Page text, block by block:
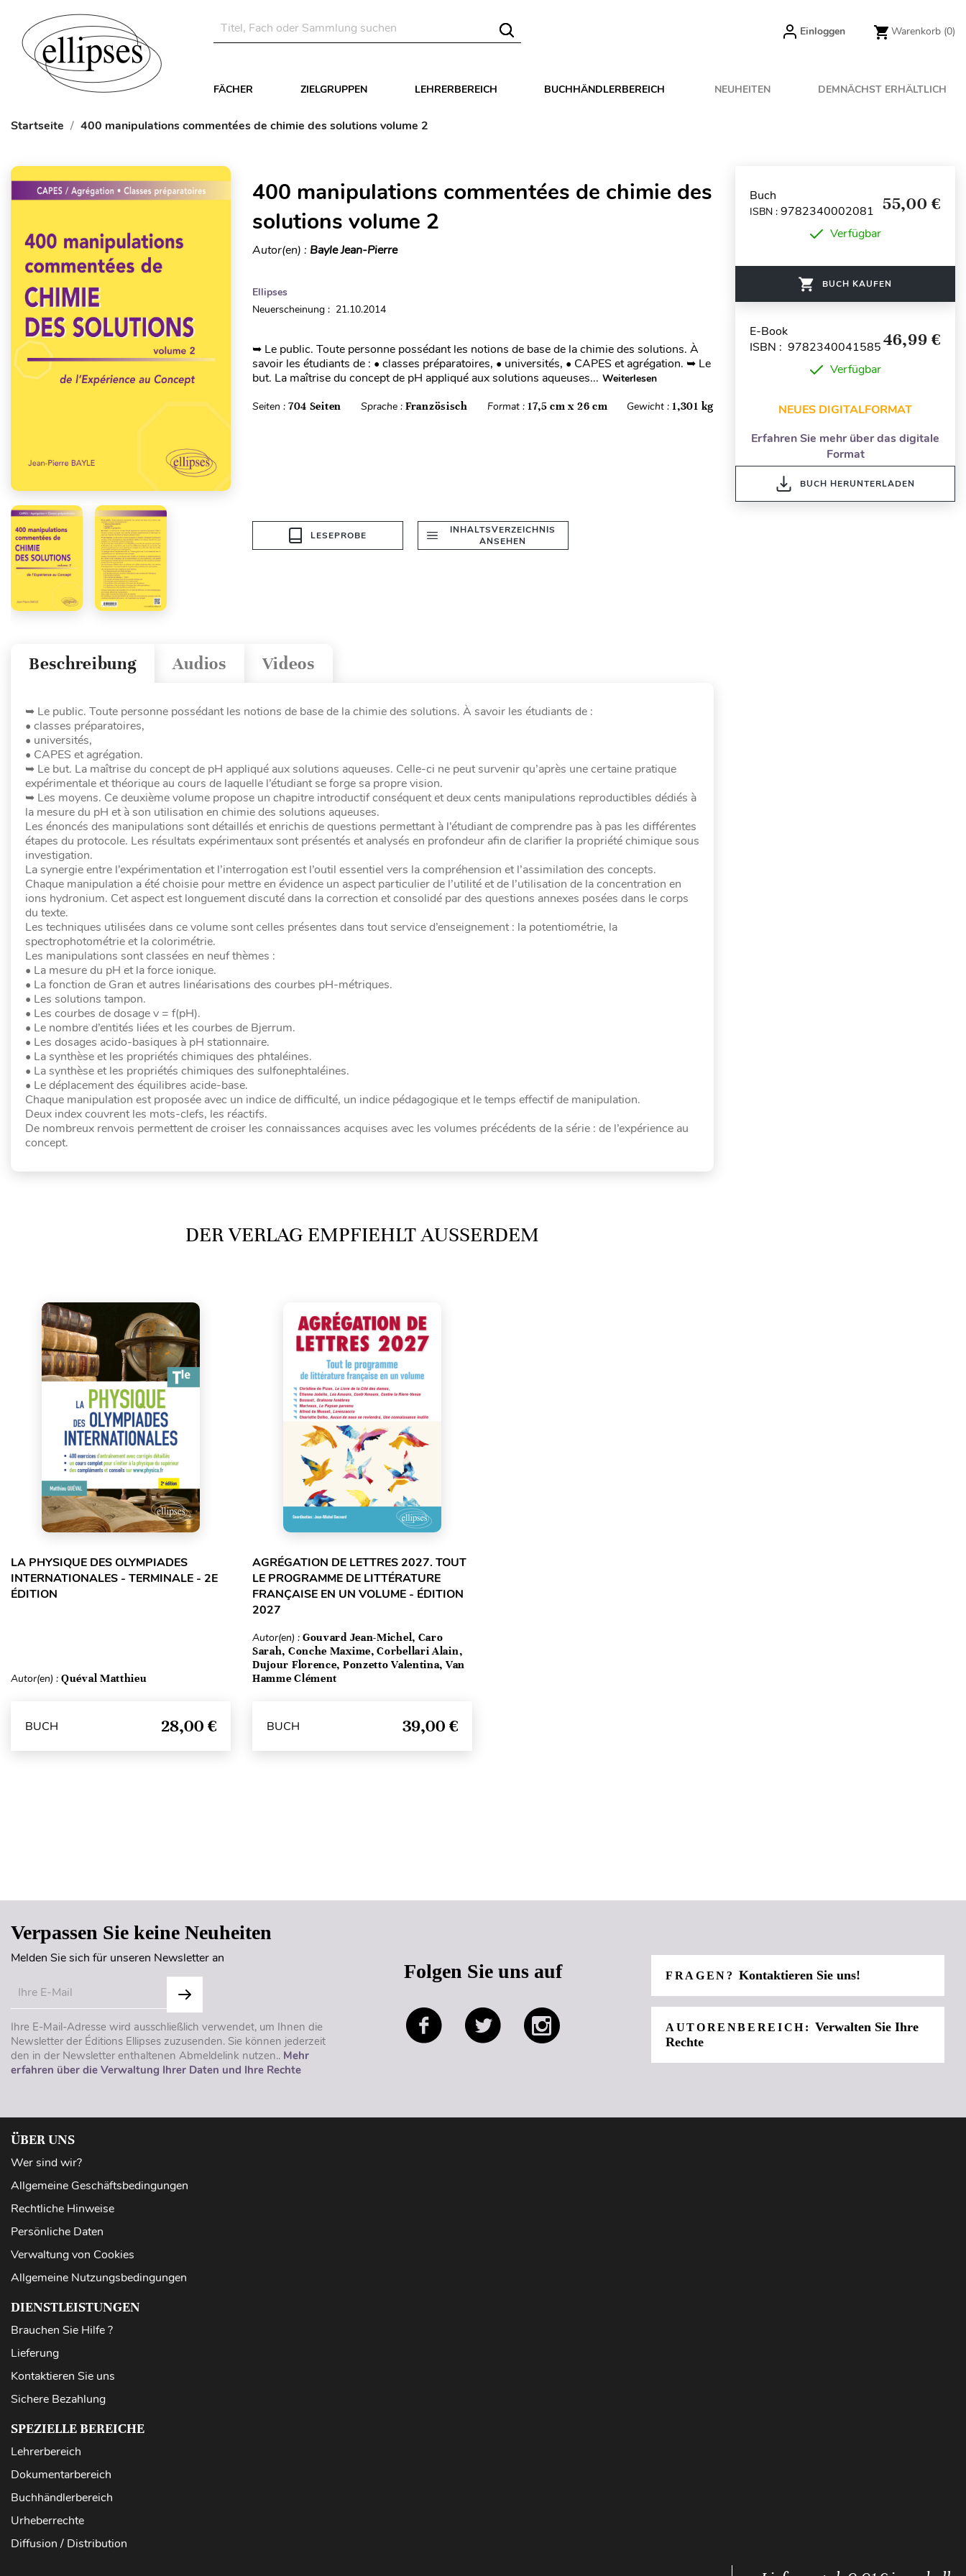
Einloggen Warenkorb (0)
FÄCHER ZIELGRUPPEN LEHRERBEREICH BUCHHÄNDLERBEREICH NEUHEITEN DEMNÄCHST ERHÄLTLICH
Startseite 400 manipulations commentées de chimie des solutions volume 2
400 manipulations commentées de chimie des
solutions volume 2
Autor(en) : Bayle Jean-Pierre
Ellipses
Neuerscheinung : 21.10.2014
➥ Le public. Toute personne possédant les notions de base de la chimie des solutions. À
savoir les étudiants de : • classes préparatoires, • universités, • CAPES et agrégation. ➥ Le
but. La maîtrise du concept de pH appliqué aux solutions aqueuses... Weiterlesen
Seiten : 704 Seiten Sprache :Französisch Format : 17,5 cm x 26 cm Gewicht :1,301 kg
LESEPROBE
INHALTSVERZEICHNIS
ANSEHEN
Videos
Audios
Beschreibung
➥ Le public. Toute personne possédant les notions de base de la chimie des solutions. À savoir les étudiants de :
• classes préparatoires,
• universités,
• CAPES et agrégation.
➥ Le but. La maîtrise du concept de pH appliqué aux solutions aqueuses. Celle-ci ne peut survenir qu’après une certaine pratique
expérimentale et théorique au cours de laquelle l’étudiant se forge sa propre vision.
➥ Les moyens. Ce deuxième volume propose un chapitre introductif conséquent et deux cents manipulations reproductibles dédiés à
la mesure du pH et à son utilisation en chimie des solutions aqueuses.
Les énoncés des manipulations sont détaillés et enrichis de questions permettant à l’étudiant de comprendre pas à pas les différentes
étapes du protocole. Les résultats expérimentaux sont présentés et analysés en profondeur afin de clarifier la propriété chimique sous
investigation.
La synergie entre l’expérimentation et l’interrogation est l’outil essentiel vers la compréhension et l’assimilation des concepts.
Chaque manipulation a été choisie pour mettre en évidence un aspect particulier de l’utilité et de l’utilisation de la concentration en
ions hydronium. Cet aspect est longuement discuté dans la correction et consolidé par des questions annexes posées dans le corps
du texte.
Les techniques utilisées dans ce volume sont celles présentes dans tout service d’enseignement : la potentiométrie, la
spectrophotométrie et la colorimétrie.
Les manipulations sont classées en neuf thèmes :
• La mesure du pH et la force ionique.
• La fonction de Gran et autres linéarisations des courbes pH-métriques.
• Les solutions tampon.
• Les courbes de dosage v = f(pH).
• Le nombre d’entités liées et les courbes de Bjerrum.
• Les dosages acido-basiques à pH stationnaire.
• La synthèse et les propriétés chimiques des phtaléines.
• La synthèse et les propriétés chimiques des sulfonephtaléines.
• Le déplacement des équilibres acide-base.
Chaque manipulation est proposée avec un indice de difficulté, un indice pédagogique et le temps effectif de manipulation.
Deux index couvrent les mots-clefs, les réactifs.
De nombreux renvois permettent de croiser les connaissances acquises avec les volumes précédents de la série : de l’expérience au
concept.
DER VERLAG EMPFIEHLT AUSSERDEM
LA PHYSIQUE DES OLYMPIADES
INTERNATIONALES - TERMINALE - 2E
ÉDITION
Autor(en) : Quéval Matthieu
BUCH 28,00 €
AGRÉGATION DE LETTRES 2027. TOUT
LE PROGRAMME DE LITTÉRATURE
FRANÇAISE EN UN VOLUME - ÉDITION
2027
Autor(en) : Gouvard Jean-Michel, Caro
Sarah, Conche Maxime, Corbellari Alain,
Dujour Florence, Ponzetto Valentina, Van
Hamme Clément
BUCH 39,00 €
Buch
ISBN : 9782340002081 55,00 €
Verfügbar
BUCH KAUFEN
E-Book
ISBN : 978234004158546,99 €
Verfügbar
NEUES DIGITALFORMAT
Erfahren Sie mehr über das digitale
Format
BUCH HERUNTERLADEN
Verpassen Sie keine Neuheiten
Melden Sie sich für unseren Newsletter an
Ihre E-Mail-Adresse wird ausschließlich verwendet, um Ihnen die
Newsletter der Éditions Ellipses zuzusenden. Sie können jederzeit
den in der Newsletter enthaltenen Abmeldelink nutzen.. Mehr
erfahren über die Verwaltung Ihrer Daten und Ihre Rechte
Folgen Sie uns auf FRAGEN?Kontaktieren Sie uns!
AUTORENBEREICH:Verwalten Sie Ihre
Rechte
ÜBER UNS
Wer sind wir?
Allgemeine Geschäftsbedingungen
Rechtliche Hinweise
Persönliche Daten
Verwaltung von Cookies
Allgemeine Nutzungsbedingungen
DIENSTLEISTUNGEN
Brauchen Sie Hilfe ?
Lieferung
Kontaktieren Sie uns
Sichere Bezahlung
SPEZIELLE BEREICHE
Lehrerbereich
Dokumentarbereich
Buchhändlerbereich
Urheberrechte
Diffusion / Distribution